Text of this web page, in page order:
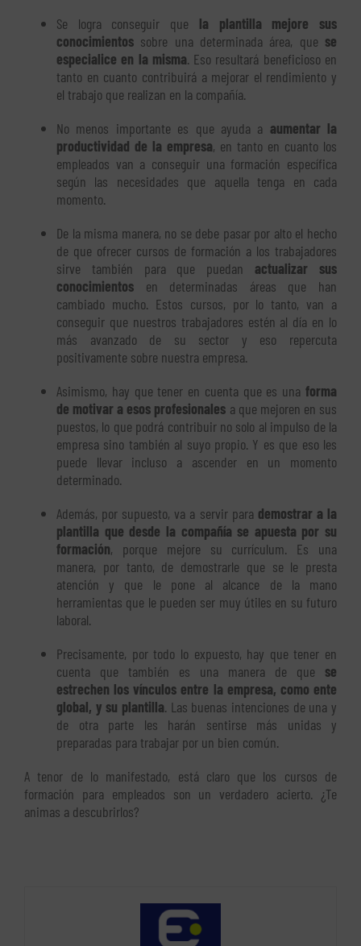
Se logra conseguir que la plantilla mejore sus
conocimientos sobre una determinada área, que se
especialice en la misma. Eso resultará beneficioso en
tanto en cuanto contribuirá a mejorar el rendimiento y
el trabajo que realizan en la compañía.
No menos importante es que ayuda a aumentar la
productividad de la empresa, en tanto en cuanto los
empleados van a conseguir una formación específica
según las necesidades que aquella tenga en cada
momento.
De la misma manera, no se debe pasar por alto el hecho
de que ofrecer cursos de formación a los trabajadores
sirve también para que puedanactualizar sus
conocimientos en determinadas áreas que han
cambiado mucho. Estos cursos, por lo tanto, van a
conseguir que nuestros trabajadores estén al día en lo
más avanzado de su sector y eso repercuta
positivamente sobre nuestra empresa.
Asimismo, hay que tener en cuenta que es una forma
de motivar a esos profesionales a que mejoren en sus
puestos, lo que podrá contribuir no solo al impulso de la
empresa sino también al suyo propio. Y es que eso les
puede llevar incluso a ascender en un momento
determinado.
Además, por supuesto, va a servir para demostrar a la
plantilla que desde la compañía se apuesta por su
formación, porque mejore su currículum. Es una
manera, por tanto, de demostrarle que se le presta
atención y que le pone al alcance de la mano
herramientas que le pueden ser muy útiles en su futuro
laboral.
Precisamente, por todo lo expuesto, hay que tener en
cuenta que también es una manera de que se
estrechen los vínculos entre la empresa, como ente
global, y su plantilla. Las buenas intenciones de una y
de otra parte les harán sentirse más unidas y
preparadas para trabajar por un bien común.
A tenor de lo manifestado, está claro que los cursos de
formación para empleados son un verdadero acierto. ¿Te
animas a descubrirlos?